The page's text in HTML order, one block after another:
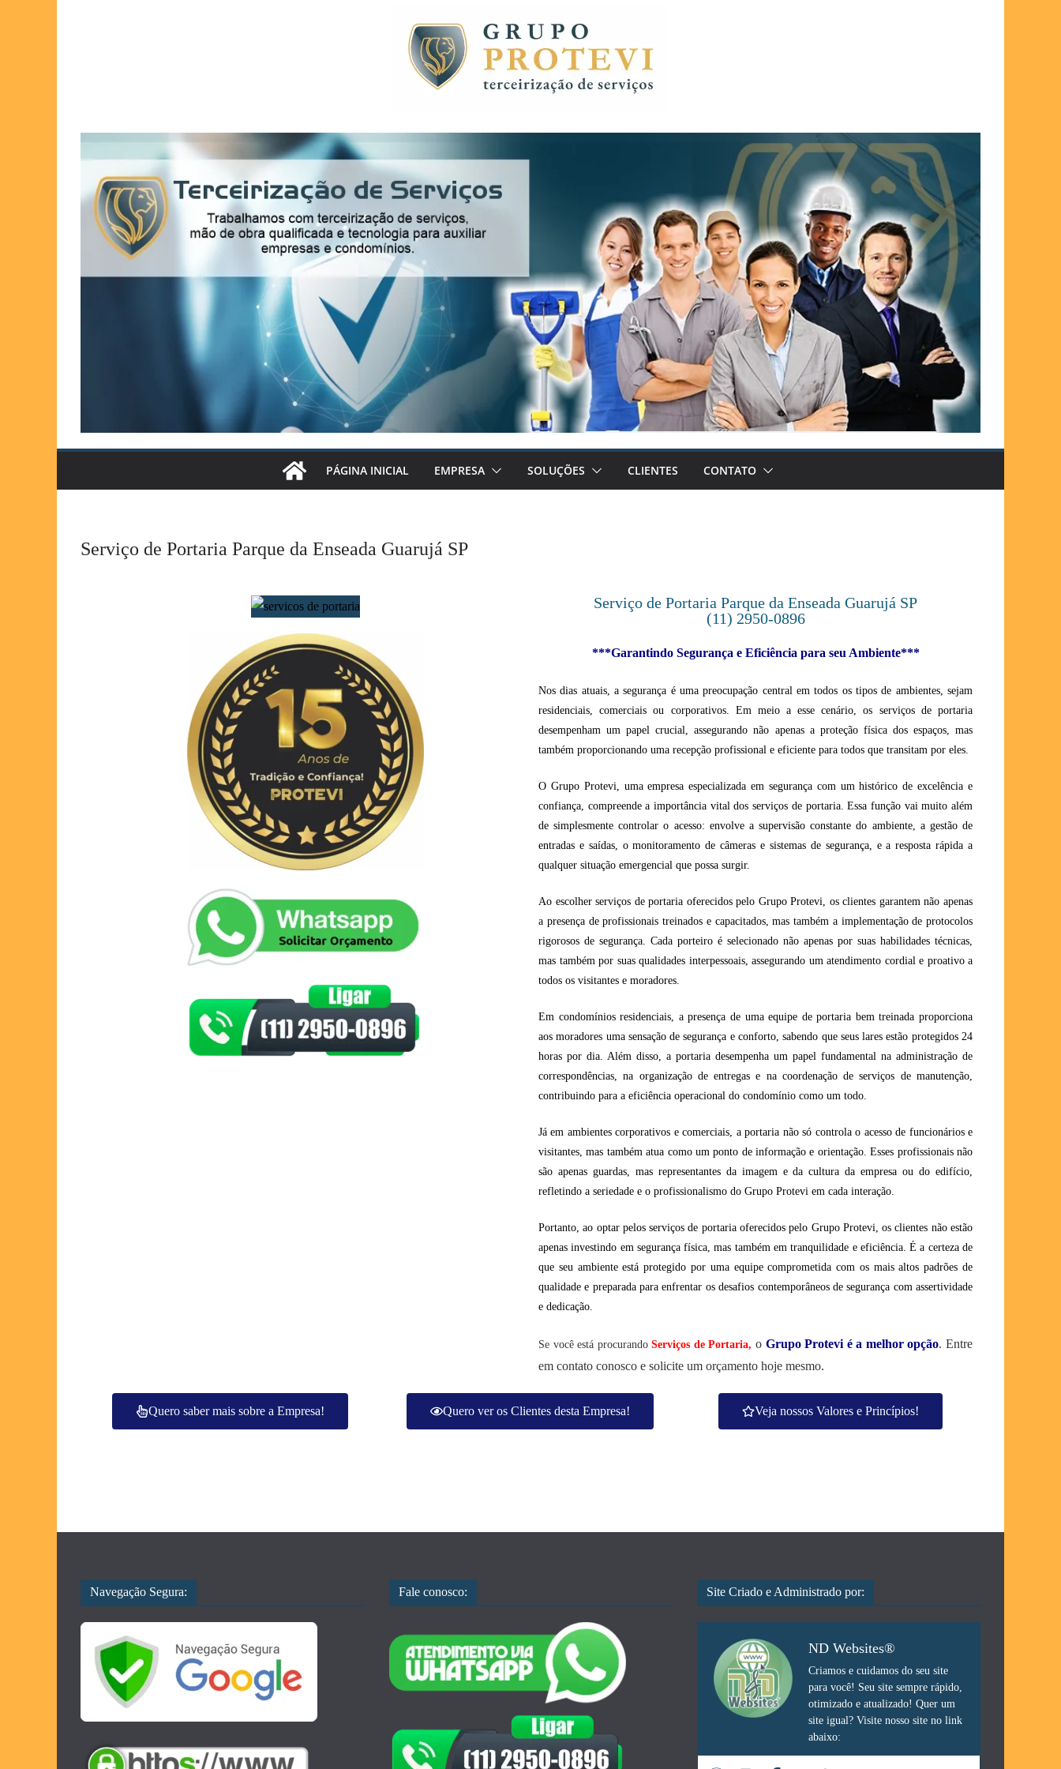
PÁGINA INICIAL EMPRESA SOLUÇÕES CLIENTES CONTATO
Serviço de Portaria Parque da Enseada Guarujá SP
Serviço de Portaria Parque da Enseada Guarujá SP
(11) 2950-0896
***Garantindo Segurança e Eficiência para seu Ambiente***
Nos dias atuais, a segurança é uma preocupação central em todos os tipos de ambientes, sejam
residenciais, comerciais ou corporativos. Em meio a esse cenário, os serviços de portaria
desempenham um papel crucial, assegurando não apenas a proteção física dos espaços, mas
também proporcionando uma recepção profissional e eficiente para todos que transitam por eles.
O Grupo Protevi, uma empresa especializada em segurança com um histórico de excelência e
confiança, compreende a importância vital dos serviços de portaria. Essa função vai muito além
de simplesmente controlar o acesso: envolve a supervisão constante do ambiente, a gestão de
entradas e saídas, o monitoramento de câmeras e sistemas de segurança, e a resposta rápida a
qualquer situação emergencial que possa surgir.
Ao escolher serviços de portaria oferecidos pelo Grupo Protevi, os clientes garantem não apenas
a presença de profissionais treinados e capacitados, mas também a implementação de protocolos
rigorosos de segurança. Cada porteiro é selecionado não apenas por suas habilidades técnicas,
mas também por suas qualidades interpessoais, assegurando um atendimento cordial e proativo a
todos os visitantes e moradores.
Em condomínios residenciais, a presença de uma equipe de portaria bem treinada proporciona
aos moradores uma sensação de segurança e conforto, sabendo que seus lares estão protegidos 24
horas por dia. Além disso, a portaria desempenha um papel fundamental na administração de
correspondências, na organização de entregas e na coordenação de serviços de manutenção,
contribuindo para a eficiência operacional do condomínio como um todo.
Já em ambientes corporativos e comerciais, a portaria não só controla o acesso de funcionários e
visitantes, mas também atua como um ponto de informação e orientação. Esses profissionais não
são apenas guardas, mas representantes da imagem e da cultura da empresa ou do edifício,
refletindo a seriedade e o profissionalismo do Grupo Protevi em cada interação.
Portanto, ao optar pelos serviços de portaria oferecidos pelo Grupo Protevi, os clientes não estão
apenas investindo em segurança física, mas também em tranquilidade e eficiência. É a certeza de
que seu ambiente está protegido por uma equipe comprometida com os mais altos padrões de
qualidade e preparada para enfrentar os desafios contemporâneos de segurança com assertividade
e dedicação.
Se você está procurandoServiços de Portaria, o Grupo Protevi é a melhor opção. Entre
em contato conosco e solicite um orçamento hoje mesmo.
Quero saber mais sobre a Empresa! Quero ver os Clientes desta Empresa! Veja nossos Valores e Princípios!
Navegação Segura: Fale conosco: Site Criado e Administrado por:
ND Websites®
Criamos e cuidamos do seu site
para você! Seu site sempre rápido,
otimizado e atualizado! Quer um
site igual? Visite nosso site no link
abaixo: